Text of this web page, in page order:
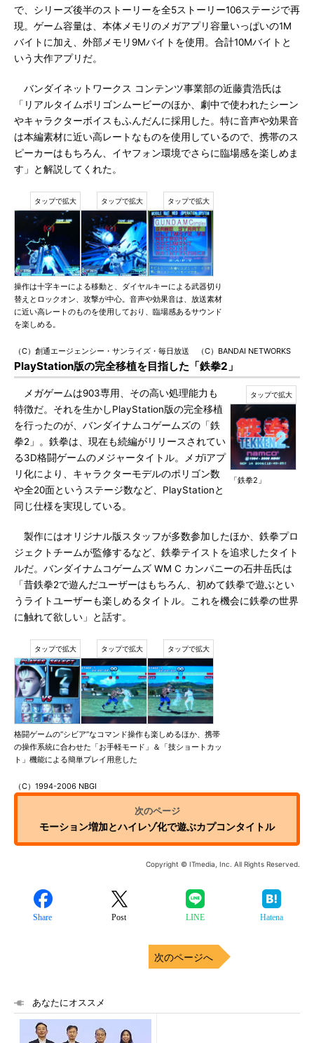
で、シリーズ後半のストーリーを全5ストーリー106ステージで再
現。ゲーム容量は、本体メモリのメガアプリ容量いっぱいの1M
バイトに加え、外部メモリ9Mバイトを使用。合計10Mバイトと
いう大作アプリだ。
バンダイネットワークス コンテンツ事業部の近藤貴浩氏は
「リアルタイムポリゴンムービーのほか、劇中で使われたシーン
やキャラクターボイスもふんだんに採用した。特に音声や効果音
は本編素材に近い高レートなものを使用しているので、携帯のス
ピーカーはもちろん、イヤフォン環境でさらに臨場感を楽しめま
す」と解説してくれた。
操作は十字キーによる移動と、ダイヤルキーによる武器切り
替えとロックオン、攻撃が中心。音声や効果音は、放送素材
に近い高レートのものを使用しており、臨場感あるサウンド
を楽しめる。
（C）創通エージェンシー・サンライズ・毎日放送 （C）BANDAI NETWORKS
PlayStation版の完全移植を目指した「鉄拳2」
「鉄拳2」
メガゲームは903専用、その高い処理能力も
特徴だ。それを生かしPlayStation版の完全移植
を行ったのが、バンダイナムコゲームズの「鉄
拳2」。鉄拳は、現在も続編がリリースされてい
る3D格闘ゲームのメジャータイトル。メガiアプ
リ化により、キャラクターモデルのポリゴン数
や全20面というステージ数など、PlayStationと
同じ仕様を実現している。
製作にはオリジナル版スタッフが多数参加したほか、鉄拳プロ
ジェクトチームが監修するなど、鉄拳テイストを追求したタイト
ルだ。バンダイナムコゲームズ WM C カンパニーの石井岳氏は
「昔鉄拳2で遊んだユーザーはもちろん、初めて鉄拳で遊ぶとい
うライトユーザーも楽しめるタイトル。これを機会に鉄拳の世界
に触れて欲しい」と話す。
格闘ゲームの“シビア”なコマンド操作も楽しめるほか、携帯
の操作系統に合わせた「お手軽モード」＆「技ショートカッ
ト」機能による簡単プレイ用意した
（C）1994-2006 NBGI
モーション増加とハイレゾ化で遊ぶカプコンタイトル
Copyright © ITmedia, Inc. All Rights Reserved.
Share Post LINE Hatena
次のページへ
あなたにオススメ